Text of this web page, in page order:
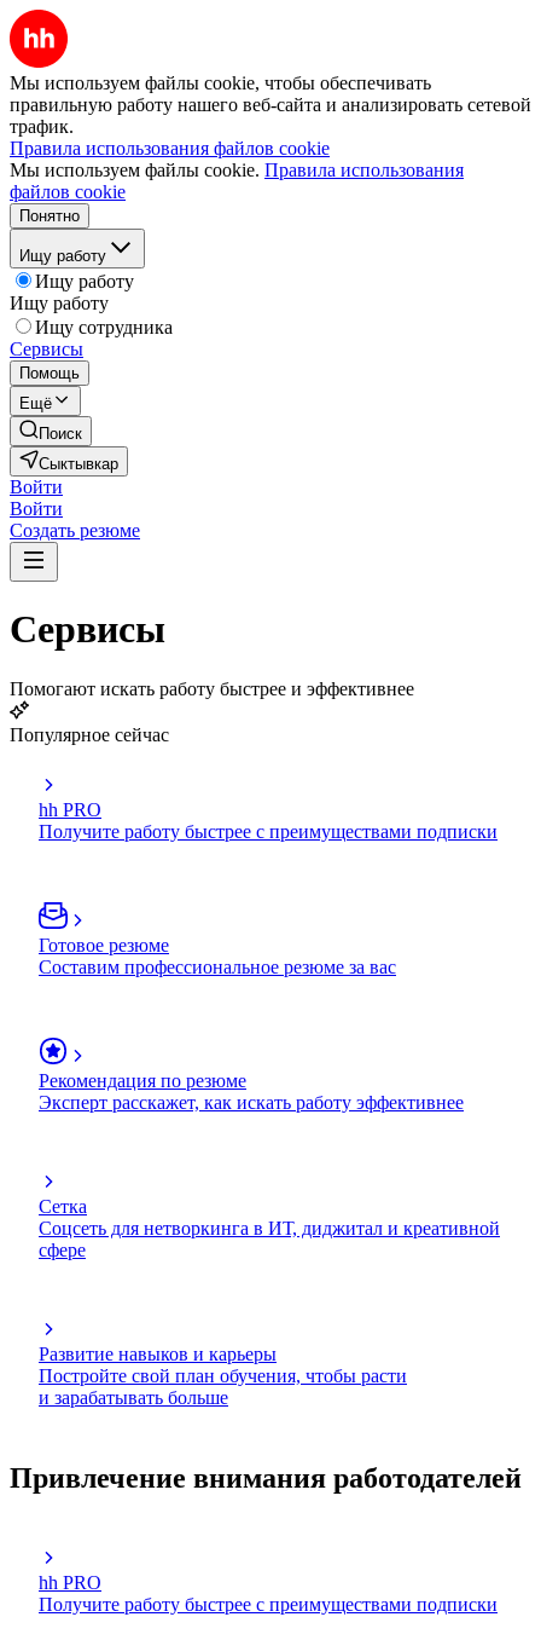
Мы используем файлы cookie, чтобы обеспечивать
правильную работу нашего веб-сайта и анализировать сетевой
трафик.
Правила использования файлов cookie
Мы используем файлы cookie. Правила использования
файлов cookie
Понятно
Ищу работу
Ищу работу
Ищу работу
Ищу сотрудника
Сервисы
Помощь
Ещё
Поиск
Сыктывкар
Войти
Войти
Создать резюме
Сервисы
Помогают искать работу быстрее и эффективнее
Популярное сейчас
hh PRO
Получите работу быстрее с преимуществами подписки
Готовое резюме
Составим профессиональное резюме за вас
Рекомендация по резюме
Эксперт расскажет, как искать работу эффективнее
Сетка
Соцсеть для нетворкинга в ИТ, диджитал и креативной
сфере
Развитие навыков и карьеры
Постройте свой план обучения, чтобы расти
и зарабатывать больше
Привлечение внимания работодателей
hh PRO
Получите работу быстрее с преимуществами подписки